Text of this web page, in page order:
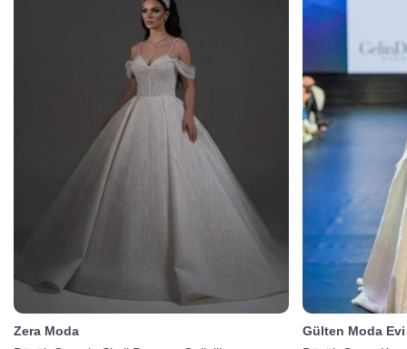
Zera Moda
Gülten Moda Evi